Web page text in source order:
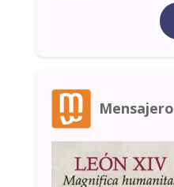
Mensajero